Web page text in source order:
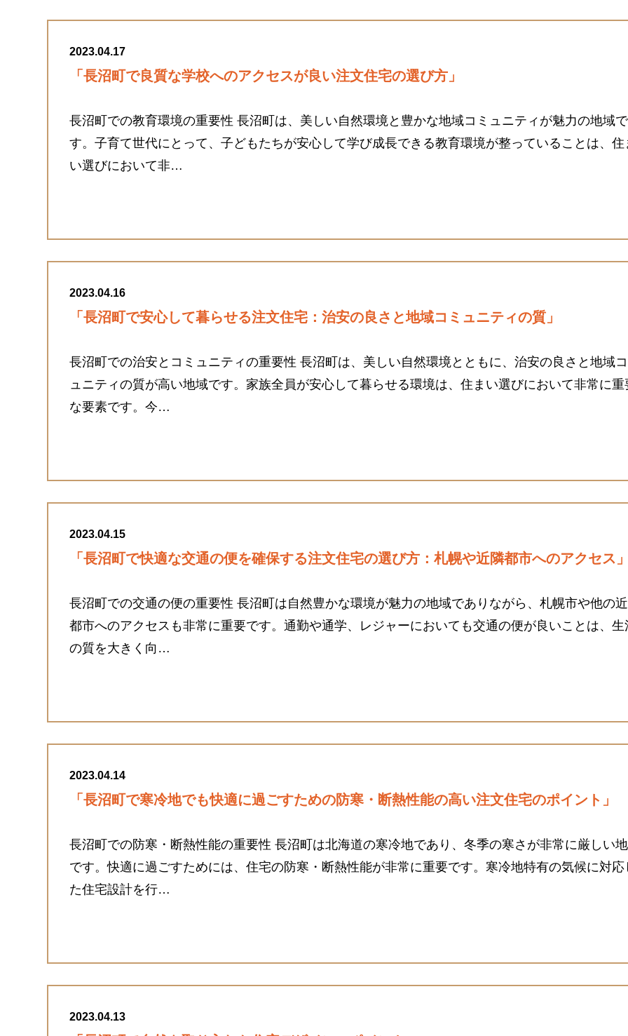
2023.04.17
「長沼町で良質な学校へのアクセスが良い注文住宅の選び方」
長沼町での教育環境の重要性 長沼町は、美しい自然環境と豊かな地域コミュニティが魅力の地域で
す。子育て世代にとって、子どもたちが安心して学び成長できる教育環境が整っていることは、住
い選びにおいて非…
2023.04.16
「長沼町で安心して暮らせる注文住宅：治安の良さと地域コミュニティの質」
長沼町での治安とコミュニティの重要性 長沼町は、美しい自然環境とともに、治安の良さと地域
ュニティの質が高い地域です。家族全員が安心して暮らせる環境は、住まい選びにおいて非常に重
な要素です。今…
2023.04.15
「長沼町で快適な交通の便を確保する注文住宅の選び方：札幌や近隣都市へのアクセス
長沼町での交通の便の重要性 長沼町は自然豊かな環境が魅力の地域でありながら、札幌市や他の
都市へのアクセスも非常に重要です。通勤や通学、レジャーにおいても交通の便が良いことは、生
の質を大きく向…
2023.04.14
「長沼町で寒冷地でも快適に過ごすための防寒・断熱性能の高い注文住宅のポイント」
長沼町での防寒・断熱性能の重要性 長沼町は北海道の寒冷地であり、冬季の寒さが非常に厳しい
です。快適に過ごすためには、住宅の防寒・断熱性能が非常に重要です。寒冷地特有の気候に対応
た住宅設計を行…
2023.04.13